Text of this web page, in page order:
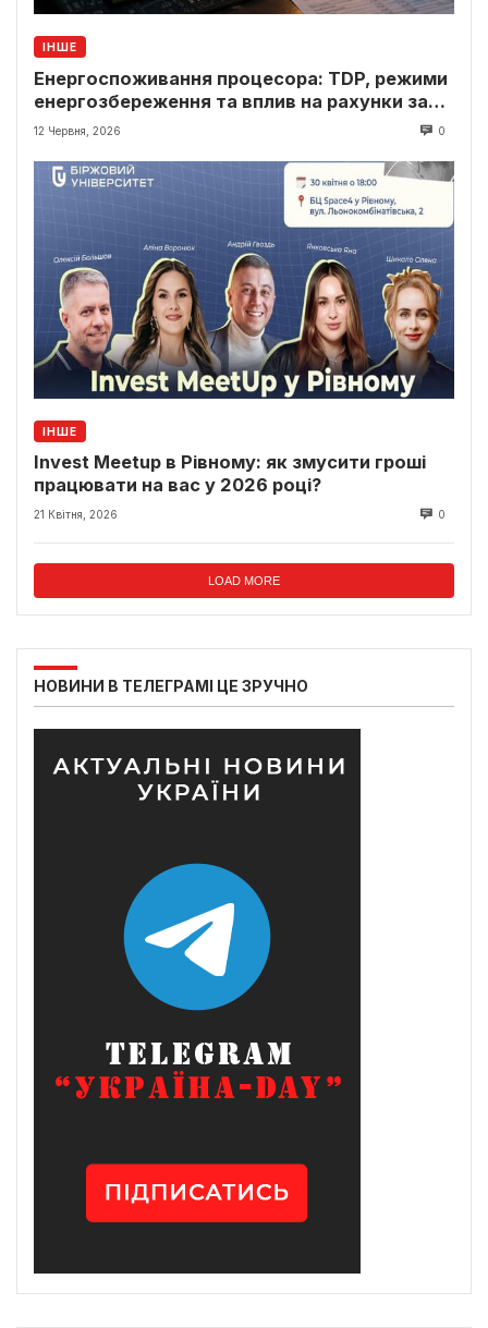
ІНШЕ
Енергоспоживання процесора: TDP, режими
енергозбереження та вплив на рахунки за
світло
12 Червня, 2026 0
ІНШЕ
Invest Meetup в Рівному: як змусити гроші
працювати на вас у 2026 році?
21 Квітня, 2026 0
LOAD MORE
НОВИНИ В ТЕЛЕГРАМІ ЦЕ ЗРУЧНО